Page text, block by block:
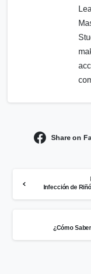
Share on
Reading